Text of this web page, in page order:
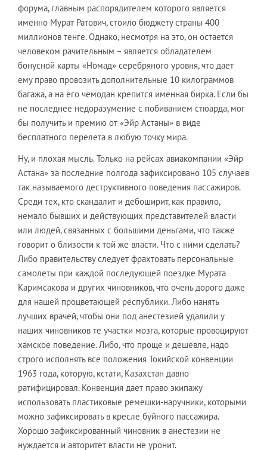
форума, главным распорядителем которого является
именно Мурат Ратович, стоило бюджету страны 400
миллионов тенге. Однако, несмотря на это, он остается
человеком рачительным – является обладателем
бонусной карты «Номад» серебряного уровня, что дает
ему право провозить дополнительные 10 килограммов
багажа, а на его чемодан крепится именная бирка. Если бы
не последнее недоразумение с побиванием стюарда, мог
бы получить и премию от «Эйр Астаны» в виде
бесплатного перелета в любую точку мира.
Ну, и плохая мысль. Только на рейсах авиакомпании «Эйр
Астана» за последние полгода зафиксировано 105 случаев
так называемого деструктивного поведения пассажиров.
Среди тех, кто скандалит и дебоширит, как правило,
немало бывших и действующих представителей власти
или людей, связанных с большими деньгами, что также
говорит о близости к той же власти. Что с ними сделать?
Либо правительству следует фрахтовать персональные
самолеты при каждой последующей поездке Мурата
Каримсакова и других чиновников, что очень дорого даже
для нашей процветающей республики. Либо нанять
лучших врачей, чтобы они под анестезией удалили у
наших чиновников те участки мозга, которые провоцируют
хамское поведение. Либо, что проще и дешевле, надо
строго исполнять все положения Токийской конвенции
1963 года, которую, кстати, Казахстан давно
ратифицировал. Конвенция дает право экипажу
использовать пластиковые ремешки-наручники, которыми
можно зафиксировать в кресле буйного пассажира.
Хорошо зафиксированный чиновник в анестезии не
нуждается и авторитет власти не уронит.